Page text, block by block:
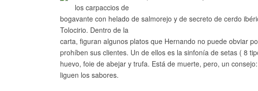
los carpaccios de
bogavante con helado de salmorejo y de secreto de cerdo
Tolocirio. Dentro de la
carta, figuran algunos platos que Hernando no puede obviar
prohíben sus clientes. Un de ellos es la sinfonía de setas ( 8
huevo, foie de abejar y trufa. Está de muerte, pero, un
liguen los sabores.